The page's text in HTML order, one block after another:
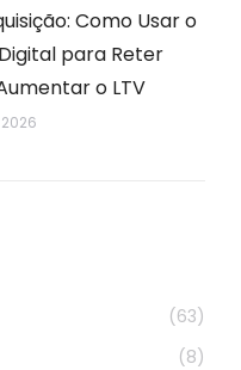
Como Usar o
para Reter
o LTV
(63)
(8)